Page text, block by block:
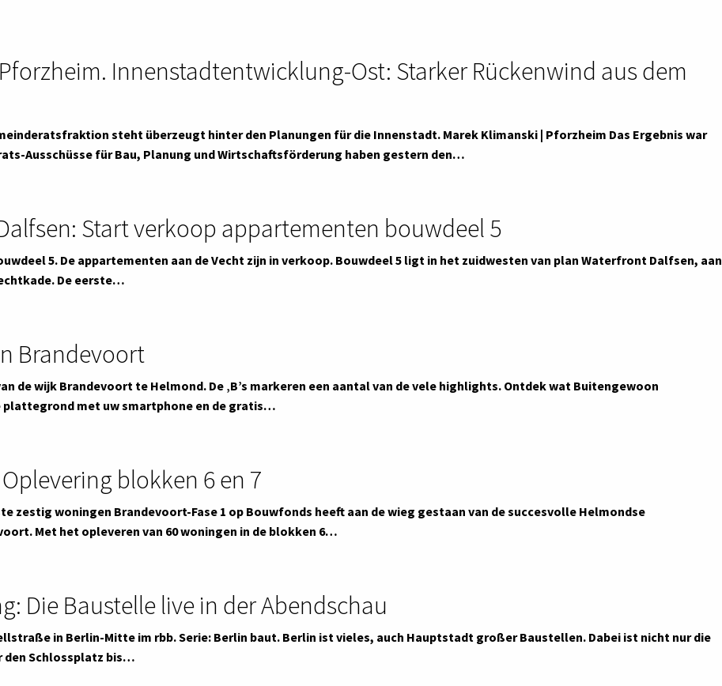
Innenstadtentwicklung-Ost: Starker Rückenwind aus dem
steht überzeugt hinter den Planungen für die Innenstadt. Marek Klimanski | Pforzheim Das Ergebnis war
Ausschüsse für Bau, Planung und Wirtschaftsförderung haben gestern den…
Start verkoop appartementen bouwdeel 5
5. De appartementen aan de Vecht zijn in verkoop. Bouwdeel 5 ligt in het zuidwesten van plan Waterfront Dalfsen, aan
De eerste…
Brandevoort
de wijk Brandevoort te Helmond. De ‚B’s markeren een aantal van de vele highlights. Ontdek wat Buitengewoon
plattegrond met uw smartphone en de gratis…
blokken 6 en 7
zestig woningen Brandevoort-Fase 1 op Bouwfonds heeft aan de wieg gestaan van de succesvolle Helmondse
Met het opleveren van 60 woningen in de blokken 6…
Die Baustelle live in der Abendschau
in Berlin-Mitte im rbb. Serie: Berlin baut. Berlin ist vieles, auch Hauptstadt großer Baustellen. Dabei ist nicht nur die
den Schlossplatz bis…